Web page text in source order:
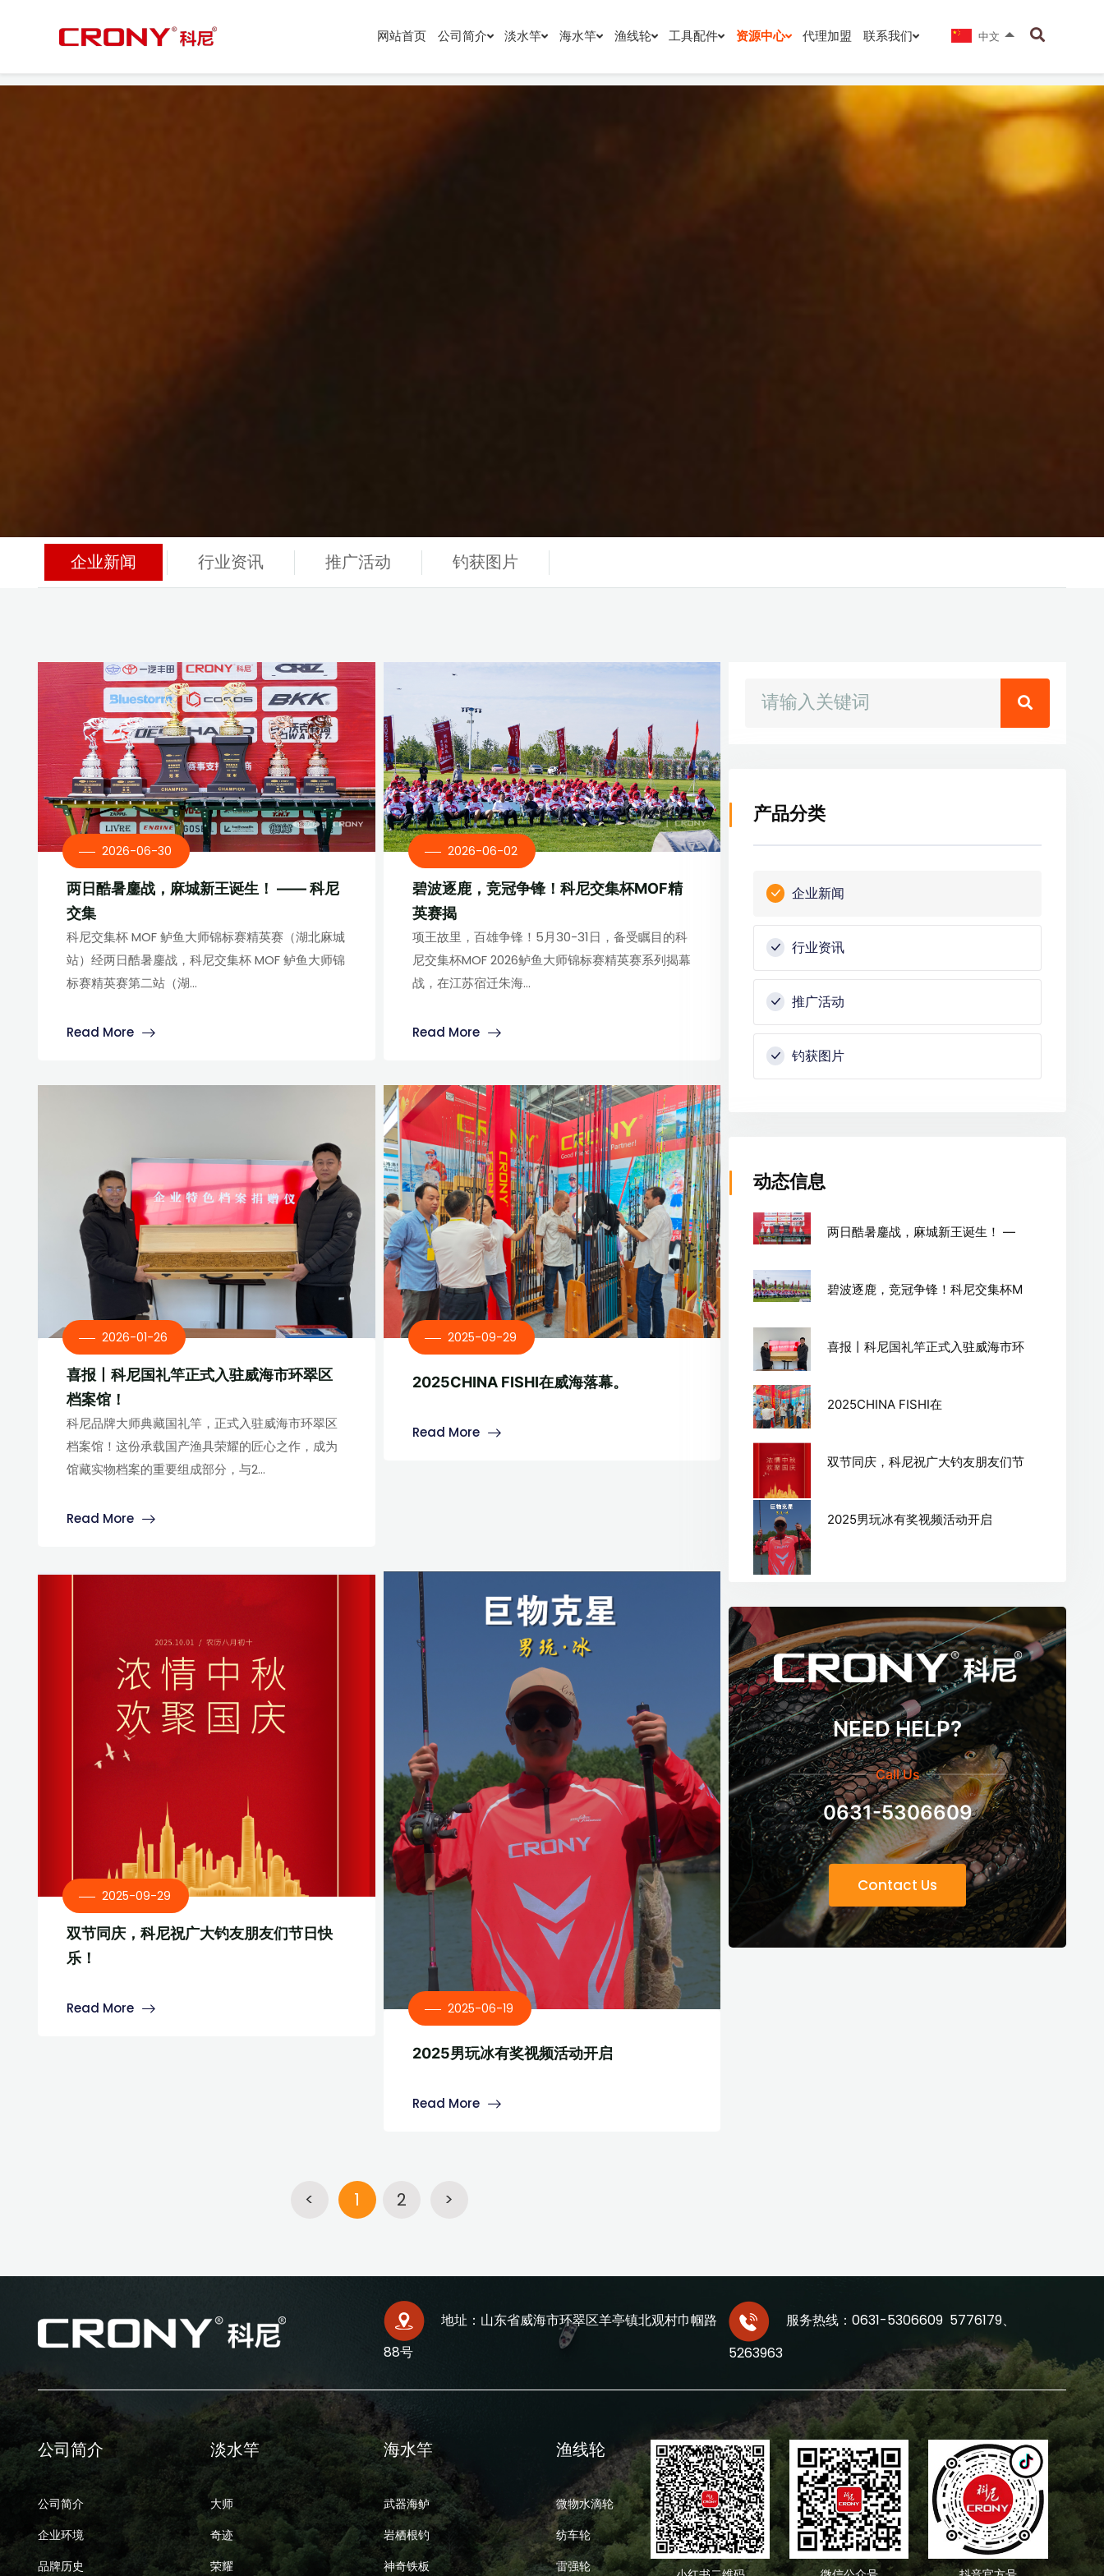
网站首页 公司简介 淡水竿 海水竿 渔线轮 工具配件 资源中心 代理加盟 联系我们 中文
企业新闻 行业资讯 推广活动 钓获图片
2026-06-30
两日酷暑鏖战，麻城新王诞生！ —— 科尼
交集
科尼交集杯 MOF 鲈鱼大师锦标赛精英赛（湖北麻城
站）经两日酷暑鏖战，科尼交集杯 MOF 鲈鱼大师锦
标赛精英赛第二站（湖...
Read More
2026-06-02
碧波逐鹿，竞冠争锋！科尼交集杯MOF精
英赛揭
项王故里，百雄争锋！5月30-31日，备受瞩目的科
尼交集杯MOF 2026鲈鱼大师锦标赛精英赛系列揭幕
战，在江苏宿迁朱海...
Read More
2026-01-26
喜报丨科尼国礼竿正式入驻威海市环翠区
档案馆！
科尼品牌大师典藏国礼竿，正式入驻威海市环翠区
档案馆！这份承载国产渔具荣耀的匠心之作，成为
馆藏实物档案的重要组成部分，与2...
Read More
2025-09-29
2025CHINA FISHI在威海落幕。
Read More
2025-09-29
双节同庆，科尼祝广大钓友朋友们节日快
乐！
Read More 2025-06-19
2025男玩冰有奖视频活动开启
Read More
< 1 2 >
产品分类
企业新闻
行业资讯
推广活动
钓获图片
动态信息
两日酷暑鏖战，麻城新王诞生！ —
碧波逐鹿，竞冠争锋！科尼交集杯M
喜报丨科尼国礼竿正式入驻威海市环
2025CHINA FISHI在
双节同庆，科尼祝广大钓友朋友们节
2025男玩冰有奖视频活动开启
NEED HELP?
Call Us
0631-5306609
Contact Us
地址：山东省威海市环翠区羊亭镇北观村巾帼路
88号
服务热线：0631-5306609 5776179、
5263963
公司简介
公司简介
企业环境
品牌历史
淡水竿
大师
奇迹
荣耀
海水竿
武器海鲈
岩栖根钓
神奇铁板
渔线轮
微物水滴轮
纺车轮
雷强轮